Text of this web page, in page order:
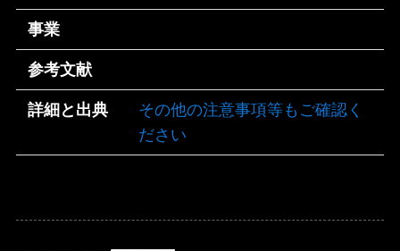
事業
参考文献
詳細と出典
その他の注意事項等もご確認く
ださい